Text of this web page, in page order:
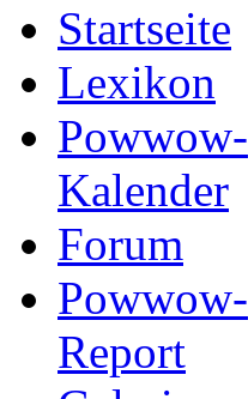
Startseite
Lexikon
Powwow-
Kalender
Forum
Powwow-
Report